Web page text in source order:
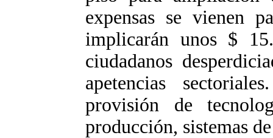
expensas se vienen
implicarán unos $
ciudadanos
apetencias
provisión de
producción, sistemas